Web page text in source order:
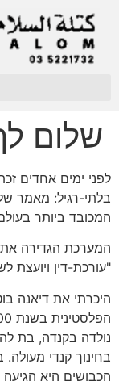
שלום
לפני ימים אחדים
בלתי-רגיל: מאמר
המכובד ביותר
המערכת הגדירה את
"עורכת-דין
היכרתי את דיאנה
נולדה בקנדה, בת
בחינוך קנדי
הכבושים היא